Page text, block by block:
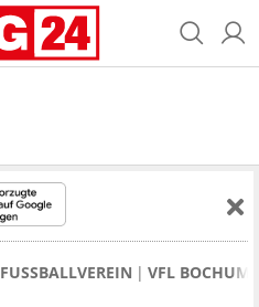
FUSSBALLVEREIN VFL BOCHUM